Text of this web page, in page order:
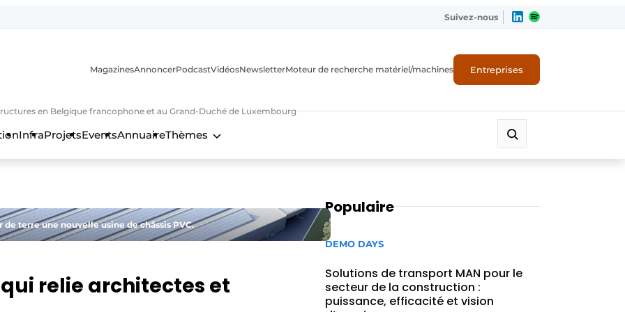
Suivez-nous
en Belgique francophone et au Grand-Duché de Luxembourg
MagazinesAnnoncerPodcastVidéosNewsletterMoteur de recherche matériel/machines Entreprises
InfraProjetsEventsAnnuaireThèmes
terre une nouvelle usine de châssis PVC.
relie architectes et
Populaire
DEMO DAYS
Solutions de transport MAN pour le
secteur de la construction :
puissance, efficacité et vision